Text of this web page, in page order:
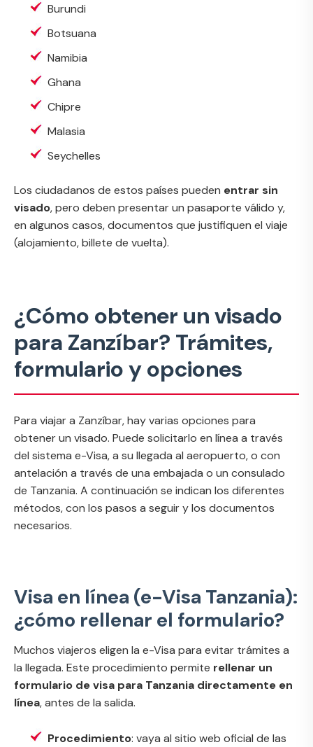
Burundi
Botsuana
Namibia
Ghana
Chipre
Malasia
Seychelles
Los ciudadanos de estos países pueden entrar sin
visado, pero deben presentar un pasaporte válido y,
en algunos casos, documentos que justifiquen el viaje
(alojamiento, billete de vuelta).
¿Cómo obtener un visado
para Zanzíbar? Trámites,
formulario y opciones
Para viajar a Zanzíbar, hay varias opciones para
obtener un visado. Puede solicitarlo en línea a través
del sistema e-Visa, a su llegada al aeropuerto, o con
antelación a través de una embajada o un consulado
de Tanzania. A continuación se indican los diferentes
métodos, con los pasos a seguir y los documentos
necesarios.
Visa en línea (e-Visa Tanzania):
¿cómo rellenar el formulario?
Muchos viajeros eligen la e-Visa para evitar trámites a
la llegada. Este procedimiento permite rellenar un
formulario de visa para Tanzania directamente en
línea, antes de la salida.
Procedimiento: vaya al sitio web oficial de las